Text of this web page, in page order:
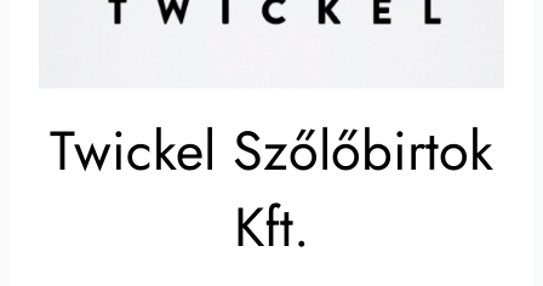
Twickel Szőlőbirtok
Kft.